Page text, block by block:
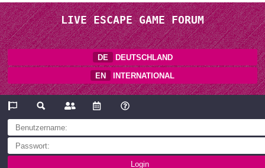
LIVE ESCAPE GAME FORUM
DE DEUTSCHLAND
EN INTERNATIONAL